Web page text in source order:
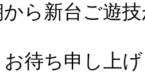
ら新台ご遊
お待ち申し上